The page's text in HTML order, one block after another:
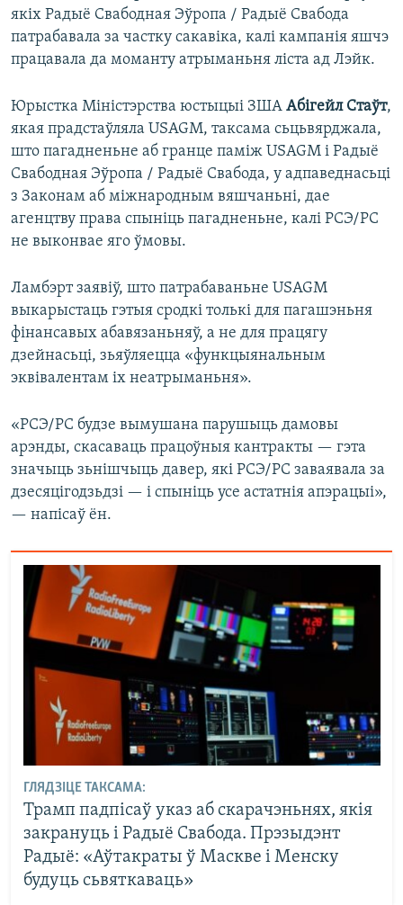
якіх Радыё Свабодная Эўропа / Радыё Свабода
патрабавала за частку сакавіка, калі кампанія яшчэ
працавала да моманту атрыманьня ліста ад Лэйк.
Юрыстка Міністэрства юстыцыі ЗША Абігейл Стаўт,
якая прадстаўляла USAGM, таксама сьцьвярджала,
што пагадненьне аб гранце паміж USAGM і Радыё
Свабодная Эўропа / Радыё Свабода, у адпаведнасьці
з Законам аб міжнародным вяшчаньні, дае
агенцтву права спыніць пагадненьне, калі РСЭ/РС
не выконвае яго ўмовы.
Ламбэрт заявіў, што патрабаваньне USAGM
выкарыстаць гэтыя сродкі толькі для пагашэньня
фінансавых абавязаньняў, а не для працягу
дзейнасьці, зьяўляецца «функцыянальным
эквівалентам іх неатрыманьня».
«РСЭ/РС будзе вымушана парушыць дамовы
арэнды, скасаваць працоўныя кантракты — гэта
значыць зьнішчыць давер, які РСЭ/РС заваявала за
дзесяцігодзьдзі — і спыніць усе астатнія апэрацыі»,
— напісаў ён.
ГЛЯДЗІЦЕ ТАКСАМА:
Трамп падпісаў указ аб скарачэньнях, якія
закрануць і Радыё Свабода. Прэзыдэнт
Радыё: «Аўтакраты ў Маскве і Менску
будуць сьвяткаваць»